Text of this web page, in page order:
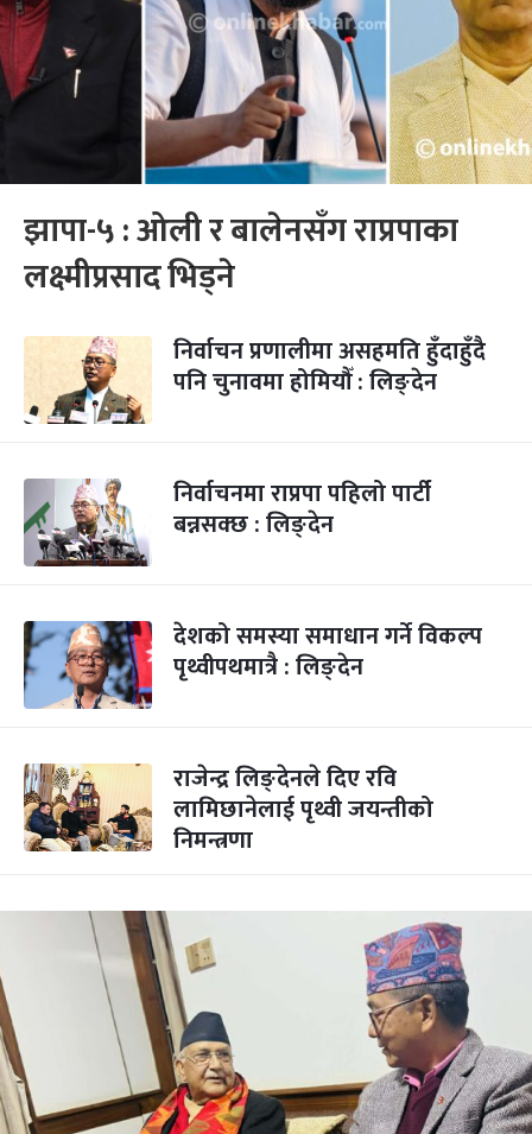
झापा-५ : ओली र बालेनसँग राप्रपाका
लक्ष्मीप्रसाद भिड्ने
निर्वाचन प्रणालीमा असहमति हुँदाहुँदै
पनि चुनावमा होमियौँ : लिङ्देन
निर्वाचनमा राप्रपा पहिलो पार्टी
बन्नसक्छ : लिङ्देन
देशको समस्या समाधान गर्ने विकल्प
पृथ्वीपथमात्रै : लिङ्देन
राजेन्द्र लिङ्देनले दिए रवि
लामिछानेलाई पृथ्वी जयन्तीको
निमन्त्रणा